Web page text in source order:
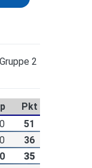
2
Pkt
51
36
35